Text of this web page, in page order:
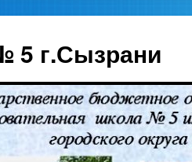
г.Сызрани